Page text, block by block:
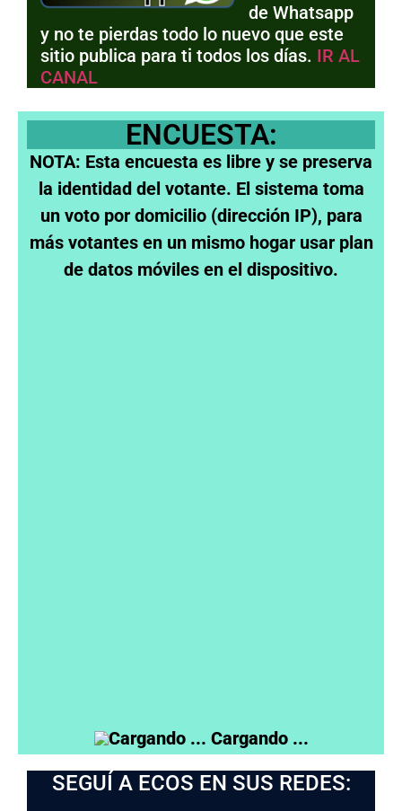
de Whatsapp
y no te pierdas todo lo nuevo que este
sitio publica para ti todos los días. IR AL
CANAL
ENCUESTA:
NOTA: Esta encuesta es libre y se preserva
la identidad del votante. El sistema toma
un voto por domicilio (dirección IP), para
más votantes en un mismo hogar usar plan
de datos móviles en el dispositivo.
Cargando ...
SEGUÍ A ECOS EN SUS REDES: